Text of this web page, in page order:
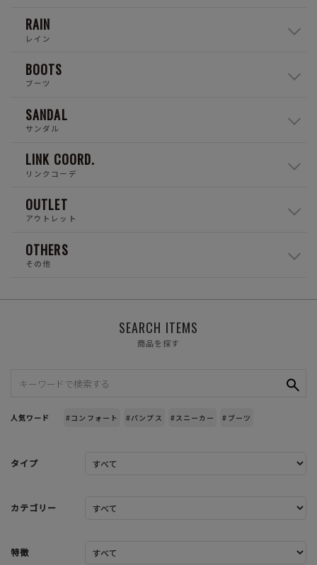
RAIN
レイン
BOOTS
ブーツ
SANDAL
サンダル
LINK COORD.
リンクコーデ
OUTLET
アウトレット
OTHERS
その他
SEARCH ITEMS
商品を探す
人気ワード #コンフォート #パンプス #スニーカー #ブーツ
タイプ
カテゴリー
特徴